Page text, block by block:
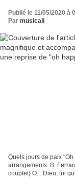
happy day"
Publié le 11/05/2020 à
Par musicali
Quels jours de paix
arrangements: B.
couplet} O... Dieu, toi